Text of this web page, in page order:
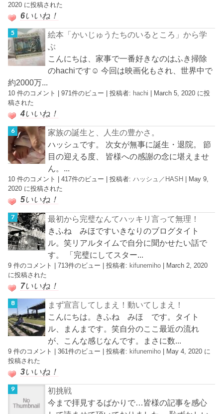
2020 に投稿された
6いいね！
絵本「かいじゅうたちのいるところ」から学
ぶ
こんにちは、家事で一番好きなのはふき掃除
のhachiです☺︎ 今回は映画化もされ、世界中で
約2000万...
10 件のコメント |971件のビュー |投稿者: hachi
March 5, 2020 に投
稿された
4いいね！
家族の誕生と、人生の豊かさ。
ハッシュです。 次女が無事に誕生・退院。 節
目の迎える度、 皆様への感謝の念に堪えませ
ん。...
10 件のコメント |417件のビュー |投稿者:ハッシュ／HASH
May 9,
2020 に投稿された
5いいね！
最初から完璧なんてハッキリ言って無理！
きふね みほですいきなりのブログタイト
ル。笑リアルタイムで自分に聞かせたい話で
す。 「完璧にしてスター...
9 件のコメント |713件のビュー |投稿者: kifunemiho | March 2, 2020
に投稿された
7いいね！
まず宣言してしまえ！動いてしまえ！
こんにちは。きふね みほ です。タイト
ル、まんまです。笑自分のここ最近の流れ
が、こんな感じなんです。まさに数...
9 件のコメント |361件のビュー |投稿者: kifunemiho
May 4, 2020 に
投稿された
3いいね！
初挑戦
今まで拝見するばかりで…皆様の記事を感心